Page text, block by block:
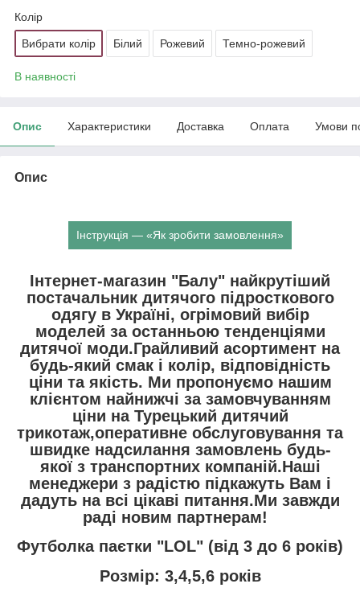
Колір
Вибрати колір Білий Рожевий Темно-рожевий
В наявності
Опис Характеристики Доставка Оплата Умови
Опис
Інструкція — «Як зробити замовлення»
Інтернет-магазин "Балу" найкрутіший
постачальник дитячого підросткового
одягу в Україні, огрімовий вибір
моделей за останньою тенденціями
дитячої моди.Грайливий асортимент на
будь-який смак і колір, відповідність
ціни та якість. Ми пропонуємо нашим
клієнтом найнижчі за замовчуванням
ціни на Турецький дитячий
трикотаж,оперативне обслуговування та
швидке надсилання замовлень будь-
якої з транспортних компаній.Наші
менеджери з радістю підкажуть Вам і
дадуть на всі цікаві питання.Ми завжди
раді новим партнерам!
Футболка паєтки "LOL" (від 3 до 6 років)
Розмір: 3,4,5,6 років